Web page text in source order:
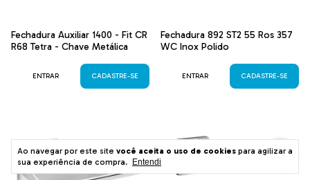
Ao navegar por este site você aceita o uso de cookies para agilizar a
sua experiência de compra.
Entendi
Fechadura Auxiliar 1400 - Fit CR
R68 Tetra - Chave Metálica
ENTRAR CADASTRE-SE
Fechadura 892 ST2 55 Ros 357
WC Inox Polido
ENTRAR CADASTRE-SE